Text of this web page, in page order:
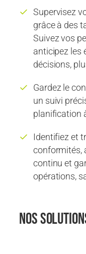
Supervisez
grâce à des
Suivez vos
anticipez les
décisions,
Gardez le
un suivi
planification
Identifiez et
conformités,
continu et
opérations,
Nos